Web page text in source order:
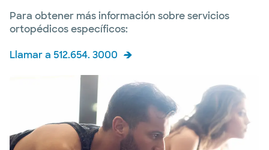
Para obtener más información sobre servicios
ortopédicos específicos:
Llamar a 512.654. 3000